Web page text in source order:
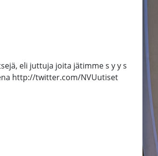
eli juttuja joita jätimme s y y s
http://twitter.com/NVUutiset